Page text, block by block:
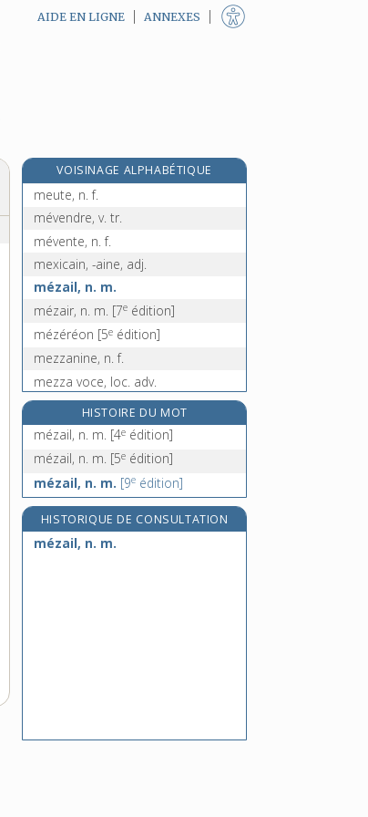
AIDE EN LIGNE ANNEXES
VOISINAGE ALPHABÉTIQUE
meurtrissure, n. f.
meute, n. f.
mévendre, v. tr.
mévente, n. f.
mexicain, -aine, adj.
mézail, n. m.
mézair, n. m. [7e édition]
mézéréon [5e édition]
mezzanine, n. f.
mezza voce, loc. adv.
mezzetin, n. m.
mezzo, n. m.
mezzo-soprano, n. m.
mezzo-termine, n. m. [7
édition]
mezzotinte, n. m.
HISTOIRE DU MOT
mézail, n. m. [4e édition]
mézail, n. m. [5e édition]
mézail, n. m. [9e édition]
HISTORIQUE DE CONSULTATION
mézail, n. m.